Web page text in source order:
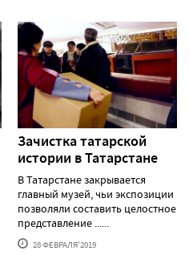
Зачистка татарской
истории в Татарстане
В Татарстане закрывается
главный музей, чьи экспозиции
позволяли составить целостное
представление ......
28 ФЕВРАЛЯ'2019